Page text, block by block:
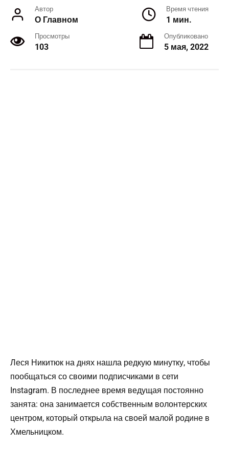
Автор
О Главном
Время чтения
1 мин.
Просмотры
103
Опубликовано
5 мая, 2022
Леся Никитюк на днях нашла редкую минутку, чтобы
пообщаться со своими подписчиками в сети
Instagram. В последнее время ведущая постоянно
занята: она занимается собственным волонтерских
центром, который открыла на своей малой родине в
Хмельницком.